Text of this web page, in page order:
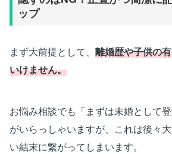
ップ
まず大前提として、 離婚歴や子供の
いけません。
お悩み相談でも「まずは未婚として
がいらっしゃいますが、これは後々
い結末に繋がってしまいます。